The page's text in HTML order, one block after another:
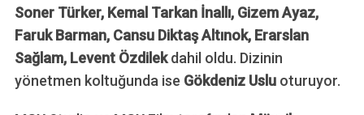
Soner Türker, Kemal Tarkan İnallı, Gizem Ayaz,
Faruk Barman, Cansu Diktaş Altınok, Erarslan
Sağlam, Levent Özdilekdahil oldu. Dizinin
yönetmen koltuğunda ise Gökdeniz Usluoturuyor.